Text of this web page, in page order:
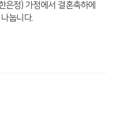
은정) 가정에서 결혼축하에
눕니다.